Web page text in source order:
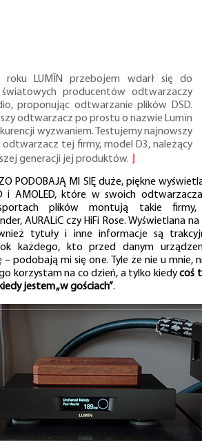
roku LUMÏN przebojem wdarł się do
producentów odtwarzaczy
proponując odtwarzanie plików DSD.
odtwarzacz po prostu o nazwie Lumïn
wyzwaniem. Testujemy najnowszy
odtwarzacz tej firmy, model D3, należący
generacji jej produktów.
PODOBAJĄ MI SIĘ duże, piękne
i AMOLED, które w swoich
plików montują takie
AURALiC czy HiFi Rose. Wyświetlana na
tytuły i inne informacje są
każdego, kto przed danym
– podobają mi się one. Tyle że nie u mnie,
korzystam na co dzień, a tylko kiedycoś
jestem „w gościach”.